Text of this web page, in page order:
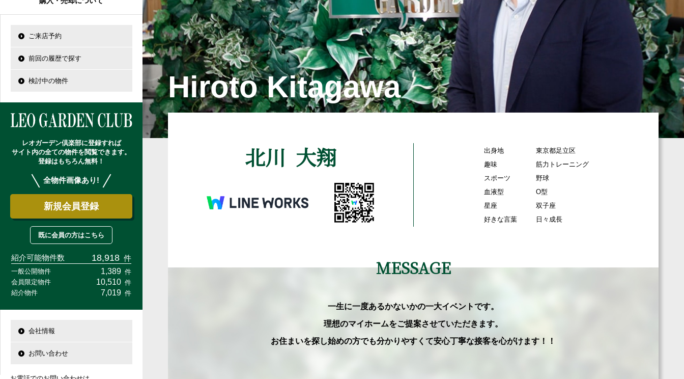
レオガーデン前貝塚町 澪の杜
レオガーデン新船橋 紫吹の街Ⅱ
レオガーデン船橋 大楠の杜
レオガーデン船橋 静音の杜
レオガーデン船橋法典 朝陽の街〔第1期〕
レオガーデン成田公津 煌羅の杜
レオガーデン成田 寛朝の杜
学区から探す
船橋市の学区から探す
習志野市の学区から探す
成田市の学区から探す
市川市の学区から探す
お預かりしている物件
プール付住宅が建てられる物件
総武線沿線の未公開物件情報について
レオガーデン倶楽部について
レオガーデンオーナーズ倶楽部
アフターメンテナンス制度
断熱性能
太陽光発電システム
自由設計・建築設計
ご来店予約
前回の履歴で探す
検討中の物件
レオガーデン倶楽部に登録すれば
サイト内の全ての物件を閲覧できます。
登録はもちろん無料！
全物件画像あり!
新規会員登録
既に会員の方はこちら
紹介可能物件数 18,918 件
一般公開物件 1,389 件
会員限定物件
10,510 件
紹介物件
7,019 件
会社情報
お問い合わせ
Hiroto Kitagawa
北川 大翔 出身地
東京都足立区
趣味
筋力トレーニング
スポーツ
野球
血液型
O型
星座
双子座
好きな言葉
日々成長
MESSAGE
一生に一度あるかないかの一大イベントです。
理想のマイホームをご提案させていただきます。
お住まいを探し始めの方でも分かりやすくて安心丁寧な接客を心がけます！！